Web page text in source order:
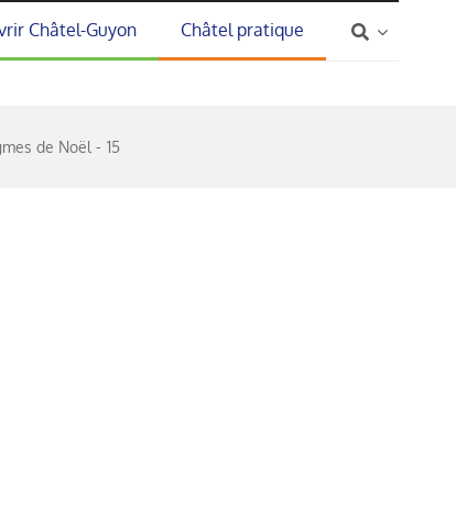
Châtel-Guyon Châtel pratique
de Noël 15